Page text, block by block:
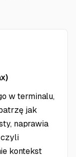
w terminalu,
jak
naprawia
czyli
kontekst